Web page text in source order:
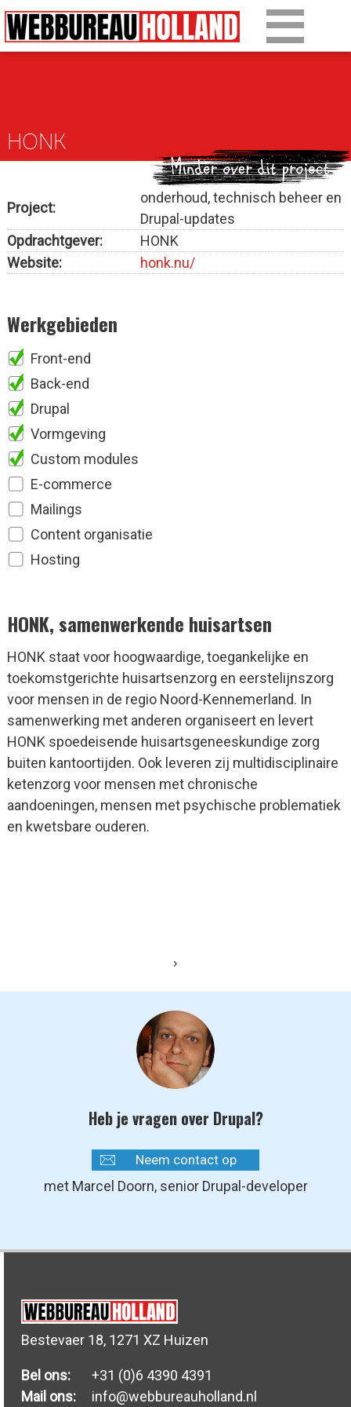
HONK
Over Drupal
Over ons
Artikelen
Tarieven
Project:
onderhoud, technisch beheer en
Drupal-updates
Opdrachtgever:
HONK
Website:
honk.nu/
Werkgebieden
Front-end
Back-end
Drupal
Vormgeving
Custom modules
E-commerce
Mailings
Content organisatie
Hosting
HONK, samenwerkende huisartsen
HONK staat voor hoogwaardige, toegankelijke en
toekomstgerichte huisartsenzorg en eerstelijnszorg
voor mensen in de regio Noord-Kennemerland. In
samenwerking met anderen organiseert en levert
HONK spoedeisende huisartsgeneeskundige zorg
buiten kantoortijden. Ook leveren zij multidisciplinaire
ketenzorg voor mensen met chronische
aandoeningen, mensen met psychische problematiek
en kwetsbare ouderen.
›
Heb je vragen over Drupal?
Neem contact op
met Marcel Doorn, senior Drupal-developer
Bestevaer 18, 1271 XZ Huizen
Bel ons:
+31 (0)6 4390 4391
Mail ons:
info@webbureauholland.nl